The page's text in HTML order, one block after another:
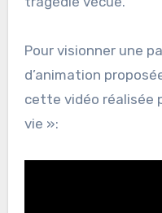
Pour visionner une
d’animation
cette vidéo réalisée
vie »: